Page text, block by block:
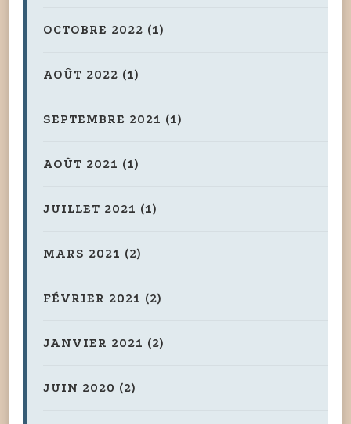
OCTOBRE 2022 (1)
AOÛT 2022 (1)
SEPTEMBRE 2021 (1)
AOÛT 2021 (1)
JUILLET 2021 (1)
MARS 2021 (2)
FÉVRIER 2021 (2)
JANVIER 2021 (2)
JUIN 2020 (2)